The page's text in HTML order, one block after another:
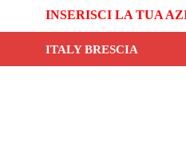
INSERISCI LA TUA
ITALY BRESCIA